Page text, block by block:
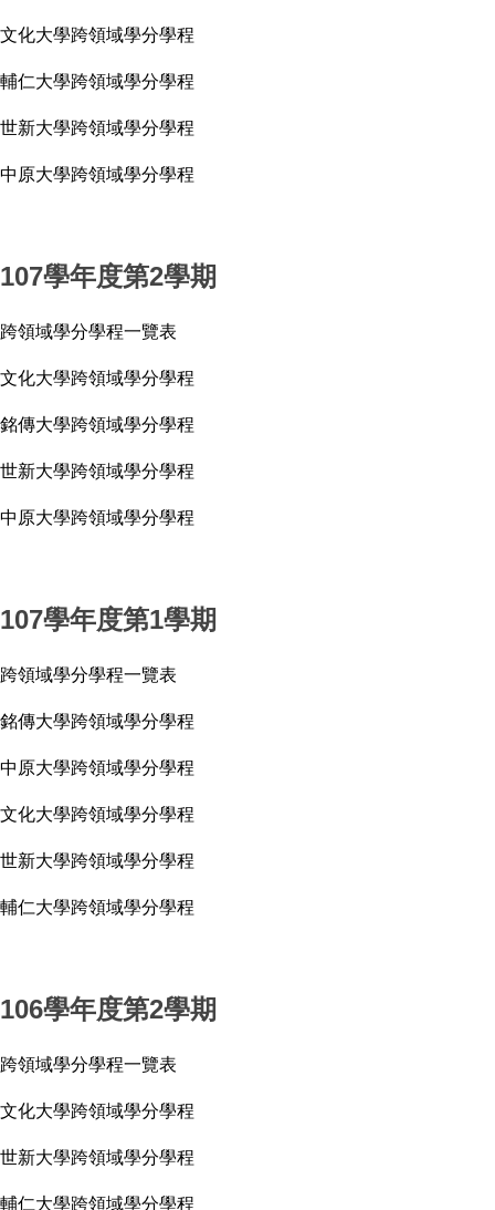
文化大學跨領域學分學程
輔仁大學跨領域學分學程
世新大學跨領域學分學程
中原大學跨領域學分學程
107學年度第2學期
跨領域學分學程一覽表
文化大學跨領域學分學程
銘傳大學跨領域學分學程
世新大學跨領域學分學程
中原大學跨領域學分學程
107學年度第1學期
跨領域學分學程一覽表
銘傳大學跨領域學分學程
中原大學跨領域學分學程
文化大學跨領域學分學程
世新大學跨領域學分學程
輔仁大學跨領域學分學程
106學年度第2學期
跨領域學分學程一覽表
文化大學跨領域學分學程
世新大學跨領域學分學程
輔仁大學跨領域學分學程